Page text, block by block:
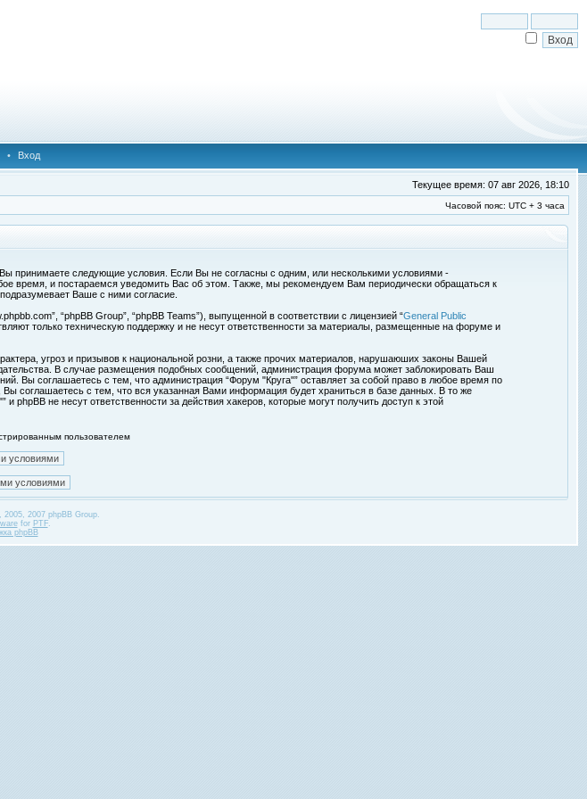
• Вход
Текущее время: 07 авг 2026, 18:10
Часовой пояс: UTC + 3 часа
принимаете следующие условия. Если Вы не согласны с одним, или несколькими условиями -
время, и постараемся уведомить Вас об этом. Также, мы рекомендуем Вам периодически обращаться к
Ваше с ними согласие.
“phpBB Group”, “phpBB Teams”), выпущенной в соответствии с лицензией “General Public
только техническую поддержку и не несут ответственности за материалы, размещенные на форуме и
угроз и призывов к национальной розни, а также прочих материалов, нарушаюших законы Вашей
В случае размещения подобных сообщений, администрация форума может заблокировать Ваш
Вы соглашаетесь с тем, что администрация “Форум "Круга"” оставляет за собой право в любое время по
соглашаетесь с тем, что вся указанная Вами информация будет храниться в базе данных. В то же
не несут ответственности за действия хакеров, которые могут получить доступ к этой
пользователем
2007 phpBB Group.
for PTF.
phpBB